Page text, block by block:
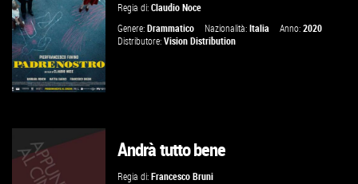
VAI ALLA SCHEDA
GUARDA IL TRAILER
Regia di:Claudio Noce
Genere:Drammatico Nazionalità:Italia Anno:2020
Distributore:Vision Distribution
Andrà tutto bene
Regia di:Francesco Bruni